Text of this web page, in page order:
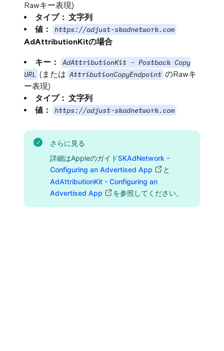
Rawキー表現)
タイプ： 文字列
値：
https://adjust-skadnetwork.com
AdAttributionKitの場合
キー：
AdAttributionKit - Postback Copy
URL (または AttributionCopyEndpoint のRawキ
ー表現)
タイプ： 文字列
値：
https://adjust-skadnetwork.com
さらに見る
詳細はAppleのガイドSKAdNetwork -
Configuring an Advertised App
と
AdAttributionKit - Configuring an
Advertised App
を参照してください。